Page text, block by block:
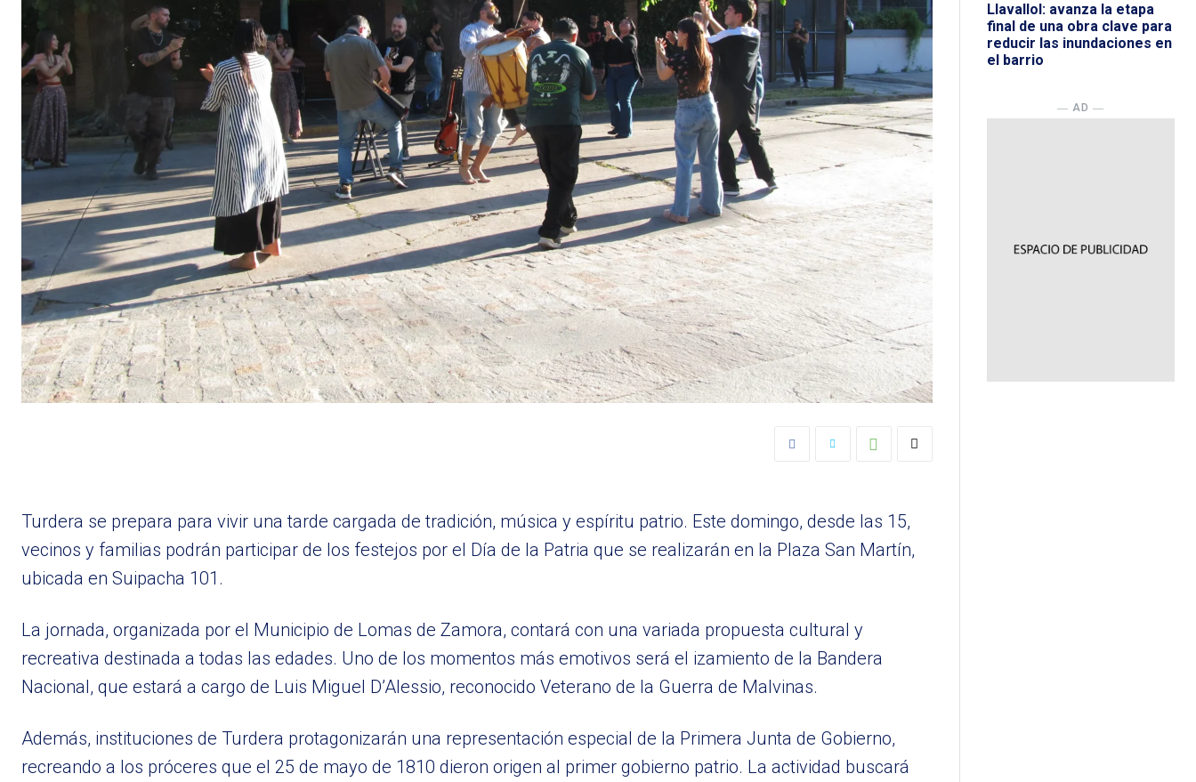
Turdera se prepara para vivir una tarde cargada de tradición, música y espíritu patrio. Este domingo, desde las 15,
vecinos y familias podrán participar de los festejos por el Día de la Patria que se realizarán en la Plaza San Martín,
ubicada en Suipacha 101.
La jornada, organizada por el Municipio de Lomas de Zamora, contará con una variada propuesta cultural y
recreativa destinada a todas las edades. Uno de los momentos más emotivos será el izamiento de la Bandera
Nacional, que estará a cargo de Luis Miguel D’Alessio, reconocido Veterano de la Guerra de Malvinas.
Además, instituciones de Turdera protagonizarán una representación especial de la Primera Junta de Gobierno,
recreando a los próceres que el 25 de mayo de 1810 dieron origen al primer gobierno patrio. La actividad buscará
Llavallol: avanza la etapa
final de una obra clave para
reducir las inundaciones en
el barrio
― AD ―